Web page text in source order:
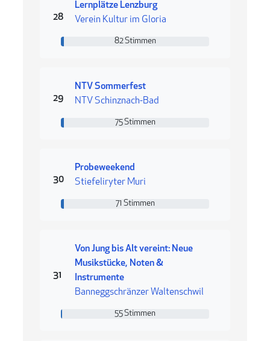
Rang 28
28
Lernplätze Lenzburg
Verein Kultur im Gloria
82 Stimmen
82 Stimmen
Rang 29
29
NTV Sommerfest
NTV Schinznach-Bad
75 Stimmen
75 Stimmen
Rang 30
30
Probeweekend
Stiefeliryter Muri
71 Stimmen
71 Stimmen
Rang 31
31
Von Jung bis Alt vereint: Neue
Musikstücke, Noten &
Instrumente
Banneggschränzer Waltenschwil
55 Stimmen
55 Stimmen